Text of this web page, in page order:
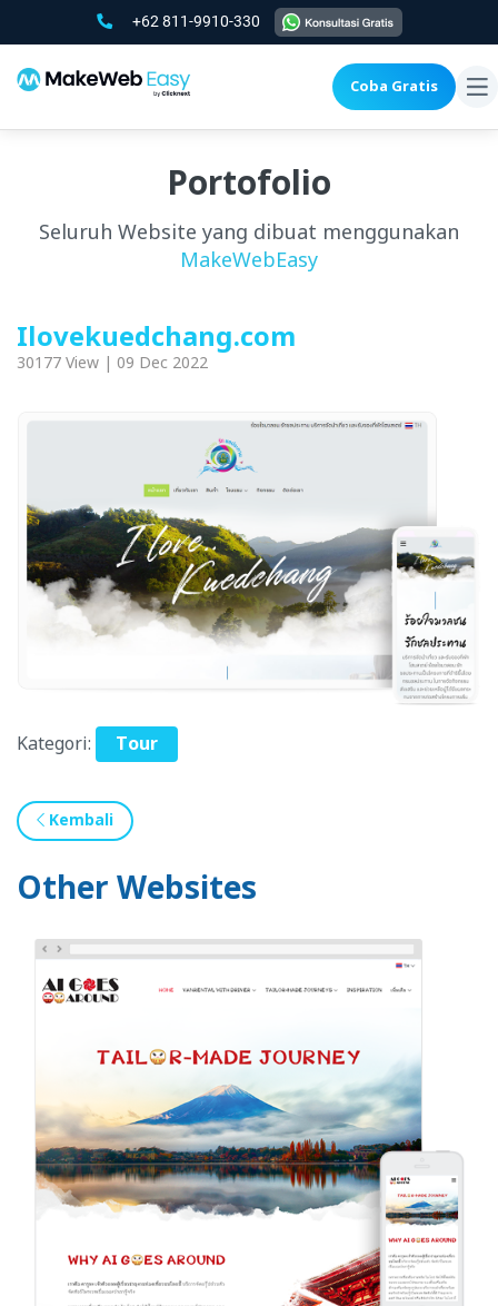
+62 811-9910-330
Coba Gratis
Portofolio
Seluruh Website yang dibuat menggunakan
MakeWebEasy
Ilovekuedchang.com
30177 View | 09 Dec 2022
Kategori: Tour
Kembali
Other Websites